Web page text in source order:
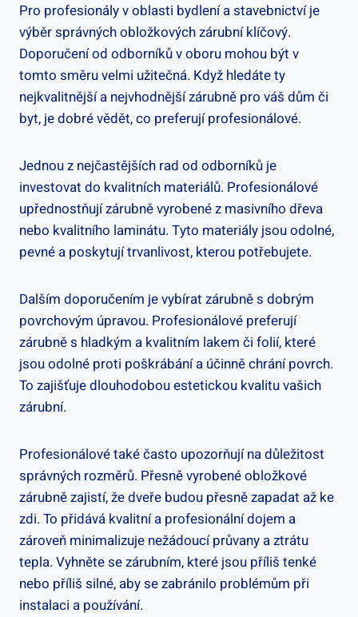
Pro profesionály v oblasti bydlení a stavebnictví je
výběr správných obložkových zárubní klíčový.
Doporučení od odborníků v oboru mohou být v
tomto směru velmi užitečná. Když hledáte ty
nejkvalitnější a nejvhodnější zárubně pro váš dům či
byt, je dobré vědět, co preferují profesionálové.
Jednou z nejčastějších rad od odborníků je
investovat do kvalitních materiálů. Profesionálové
upřednostňují zárubně vyrobené z masivního dřeva
nebo kvalitního laminátu. Tyto materiály jsou odolné,
pevné a poskytují trvanlivost, kterou potřebujete.
Dalším doporučením je vybírat zárubně s dobrým
povrchovým úpravou. Profesionálové preferují
zárubně s hladkým a kvalitním lakem či folií, které
jsou odolné proti poškrábání a účinně chrání povrch.
To zajišťuje dlouhodobou estetickou kvalitu vašich
zárubní.
Profesionálové také často upozorňují na důležitost
správných rozměrů. Přesně vyrobené obložkové
zárubně zajistí, že dveře budou přesně zapadat až ke
zdi. To přidává kvalitní a profesionální dojem a
zároveň minimalizuje nežádoucí průvany a ztrátu
tepla. Vyhněte se zárubním, které jsou příliš tenké
nebo příliš silné, aby se zabránilo problémům při
instalaci a používání.